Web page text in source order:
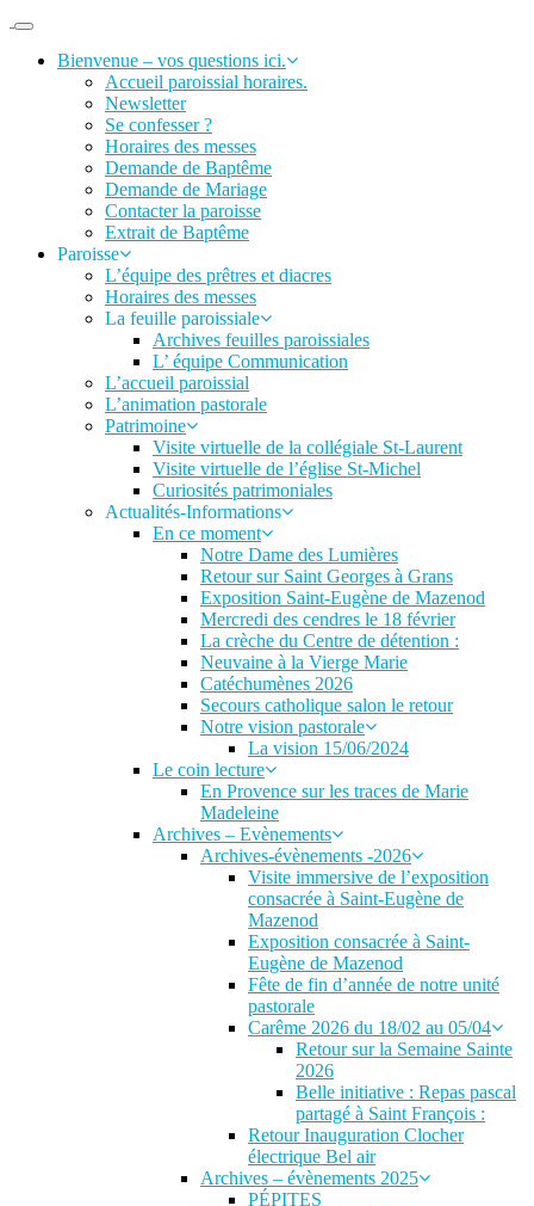
Passer
contenu
ParoisseBienvenue – vos questions ici.
Accueil paroissial horaires.
Newsletter
Se confesser ?
Horaires des messes
Demande de Baptême
Demande de Mariage
Contacter la paroisse
Extrait de Baptême
Paroisse
L’équipe des prêtres et diacres
Horaires des messes
La feuille paroissiale
Archives feuilles paroissiales
L’ équipe Communication
L’accueil paroissial
L’animation pastorale
Patrimoine
Visite virtuelle de la collégiale St-Laurent
Visite virtuelle de l’église St-Michel
Curiosités patrimoniales
Actualités-Informations
En ce moment
Notre Dame des Lumières
Retour sur Saint Georges à Grans
Exposition Saint-Eugène de Mazenod
Mercredi des cendres le 18 février
La crèche du Centre de détention :
Neuvaine à la Vierge Marie
Catéchumènes 2026
Secours catholique salon le retour
Notre vision pastorale
La vision 15/06/2024
Le coin lecture
En Provence sur les traces de Marie
Madeleine
Archives – Evènements
Archives-évènements -2026
Visite immersive de l’exposition
consacrée à Saint-Eugène de
Mazenod
Exposition consacrée à Saint-
Eugène de Mazenod
Fête de fin d’année de notre unité
pastorale
Carême 2026 du 18/02 au 05/04
Retour sur la Semaine Sainte
2026
Belle initiative : Repas pascal
partagé à Saint François :
Retour Inauguration Clocher
électrique Bel air
Archives – évènements 2025
PÉPITES